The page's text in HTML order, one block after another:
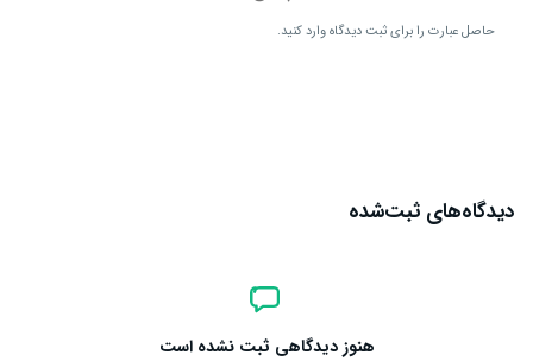
حاصل عبارت را برای ثبت دیدگاه وارد کنید.
دیدگاه‌های ثبت‌شده
هنوز دیدگاهی ثبت نشده است